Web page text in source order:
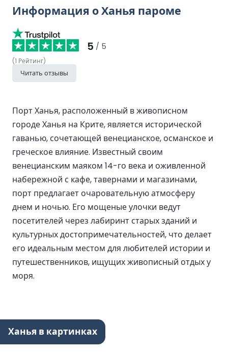
Информация о Ханья пароме
5 / 5
(1 Рейтинг)
Читать отзывы
Порт Ханья, расположенный в живописном
городе Ханья на Крите, является исторической
гаванью, сочетающей венецианское, османское и
греческое влияние. Известный своим
венецианским маяком 14-го века и оживленной
набережной с кафе, тавернами и магазинами,
порт предлагает очаровательную атмосферу
днем и ночью. Его мощеные улочки ведут
посетителей через лабиринт старых зданий и
культурных достопримечательностей, что делает
его идеальным местом для любителей истории и
путешественников, ищущих живописный отдых у
моря.
Ханья в картинках